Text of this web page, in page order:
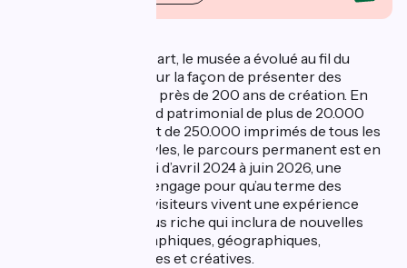
Tout comme le 9ème art, le musée a évolué au fil du
temps sur le fond et sur la façon de présenter des
œuvres qui retracent près de 200 ans de création. En
s’appuyant sur un fond patrimonial de plus de 20.000
planches originales et de 250.000 imprimés de tous les
pays et de tous les styles, le parcours permanent est en
pleine mutation. Ainsi d’avril 2024 à juin 2026, une
profonde réflexion s’engage pour qu’au terme des
travaux engagés, les visiteurs vivent une expérience
immersive encore plus riche qui inclura de nouvelles
approches muséographiques, géographiques,
culturelles, numériques et créatives.